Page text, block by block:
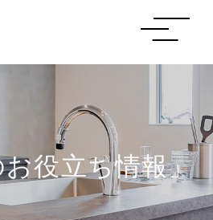
役立ち情報」